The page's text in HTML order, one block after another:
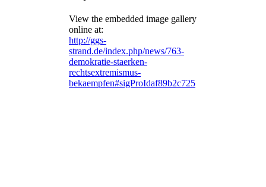
View the embedded image gallery
online at:
http://ggs-
strand.de/index.php/news/763-
demokratie-staerken-
rechtsextremismus-
bekaempfen#sigProIdaf89b2c725